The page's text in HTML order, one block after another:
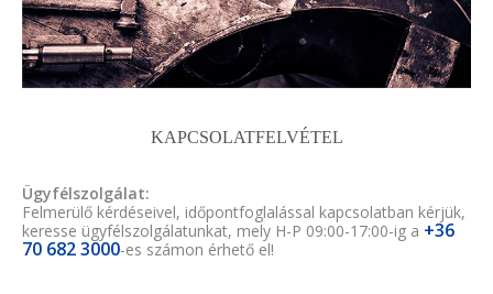
KAPCSOLATFELVÉTEL
Ügyfélszolgálat:
Felmerülő kérdéseivel, időpontfoglalással kapcsolatban kérjük,
keresse ügyfélszolgálatunkat, mely H-P 09:00-17:00-ig a +36
70 682 3000-es számon érhető el!